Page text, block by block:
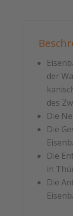
der
des
Die
Die
Die
in
Die